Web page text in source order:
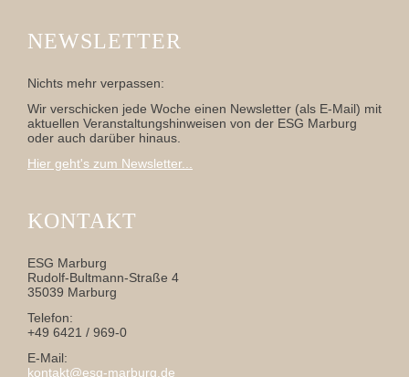
NEWSLETTER
Nichts mehr verpassen:
Wir verschicken jede Woche einen Newsletter (als E-Mail) mit
aktuellen Veranstaltungshinweisen von der ESG Marburg
oder auch darüber hinaus.
Hier geht's zum Newsletter...
KONTAKT
ESG Marburg
Rudolf-Bultmann-Straße 4
35039 Marburg
Telefon:
+49 6421 / 969-0
E-Mail:
kontakt@esg-marburg.de